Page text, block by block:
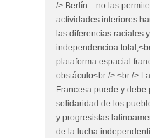
/> Berlín—no las
actividades interiores
las diferencias raciales
independencioa
plataforma espacial
obstáculo<br /> <br />
Francesa puede y
solidaridad de los
y progresistas
de la lucha